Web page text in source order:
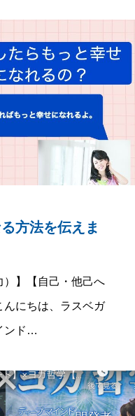
方法を伝えま
）】【自己・他己へ
んにちは、ラスベガ
ンド…